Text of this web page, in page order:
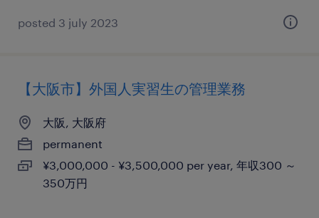
posted 3 july 2023
【大阪市】外国人実習生の管理業務
大阪, 大阪府
permanent
¥3,000,000 - ¥3,500,000 per year, 年収300 ～
350万円